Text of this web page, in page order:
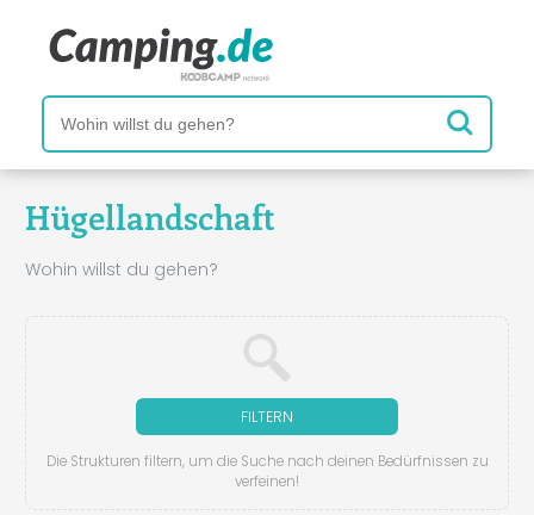
Hügellandschaft
Wohin willst du gehen?
FILTERN
Die Strukturen filtern, um die Suche nach deinen Bedürfnissen zu
verfeinen!